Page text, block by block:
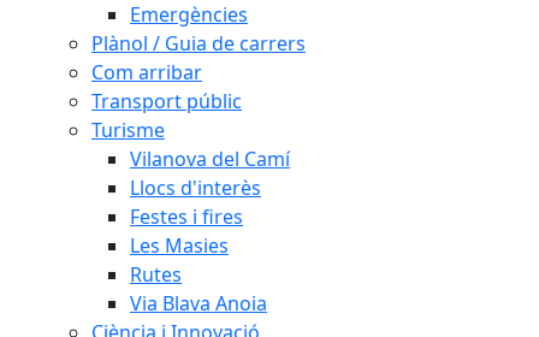
Emergències
Plànol / Guia de carrers
Com arribar
Transport públic
Turisme
Vilanova del Camí
Llocs d'interès
Festes i fires
Les Masies
Rutes
Via Blava Anoia